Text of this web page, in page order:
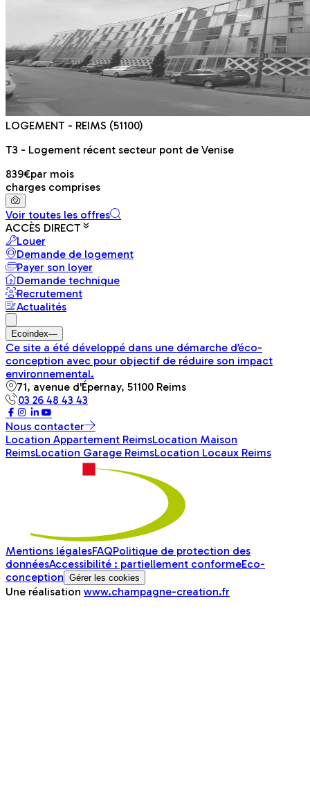
LOGEMENT - REIMS (51100)
T3 - Logement récent secteur pont de Venise
839€par mois
charges comprises
Voir toutes les offres
ACCÈS DIRECT
Louer
Demande de logement
Payer son loyer
Demande technique
Recrutement
Actualités
Ecoindex—
Ce site a été développé dans une démarche d’éco-
conception avec pour objectif de réduire son impact
environnemental.
71, avenue d'Épernay, 51100 Reims
03 26 48 43 43
Nous contacter
Location Appartement ReimsLocation Maison
ReimsLocation Garage ReimsLocation Locaux Reims
Mentions légalesFAQPolitique de protection des
donnéesAccessibilité : partiellement conformeEco-
conception Gérer les cookies
Une réalisation www.champagne-creation.fr